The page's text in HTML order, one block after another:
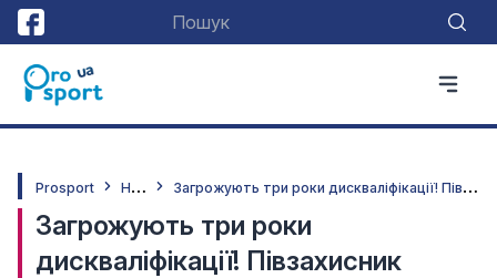
Prosport Н
овини З
агрожують три роки дискваліфікації! Півзахисник "Ювентуса" зробив ганебне зізнання
Загрожують три роки
дискваліфікації! Півзахисник